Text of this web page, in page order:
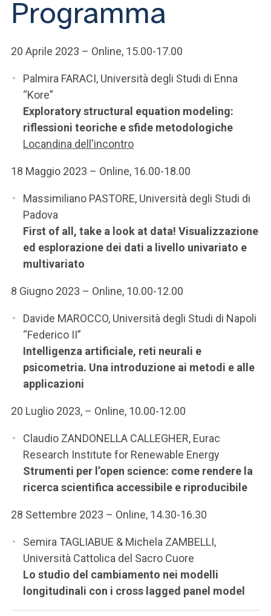
Programma
20 Aprile 2023 – Online, 15.00-17.00
Palmira FARACI, Università degli Studi di Enna
“Kore”
Exploratory structural equation modeling:
riflessioni teoriche e sfide metodologiche
Locandina dell'incontro
18 Maggio 2023 – Online, 16.00-18.00
Massimiliano PASTORE, Università degli Studi di
Padova
First of all, take a look at data! Visualizzazione
ed esplorazione dei dati a livello univariato e
multivariato
8 Giugno 2023 – Online, 10.00-12.00
Davide MAROCCO, Università degli Studi di Napoli
“Federico II”
Intelligenza artificiale, reti neurali e
psicometria. Una introduzione ai metodi e alle
applicazioni
20 Luglio 2023, – Online, 10.00-12.00
Claudio ZANDONELLA CALLEGHER, Eurac
Research Institute for Renewable Energy
Strumenti per l’open science: come rendere la
ricerca scientifica accessibile e riproducibile
28 Settembre 2023 – Online, 14.30-16.30
Semira TAGLIABUE & Michela ZAMBELLI,
Università Cattolica del Sacro Cuore
Lo studio del cambiamento nei modelli
longitudinali con i cross lagged panel model